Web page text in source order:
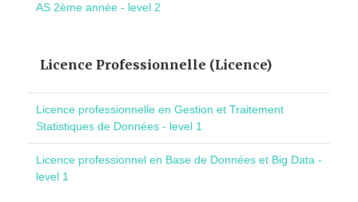
AS 2ème année - level 2
Licence Professionnelle (Licence)
Licence professionnelle en Gestion et Traitement
Statistiques de Données - level 1
Licence professionnel en Base de Données et Big Data -
level 1